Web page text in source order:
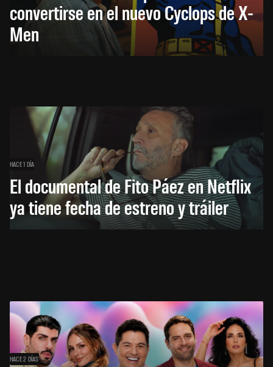
convertirse en el nuevo Cyclops de X-
Men
HACE 1 DÍA
El documental de Fito Páez en Netflix
ya tiene fecha de estreno y tráiler
HACE 2 DÍAS